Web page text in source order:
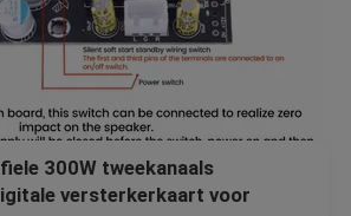
300W tweekanaals
versterkerkaart voor